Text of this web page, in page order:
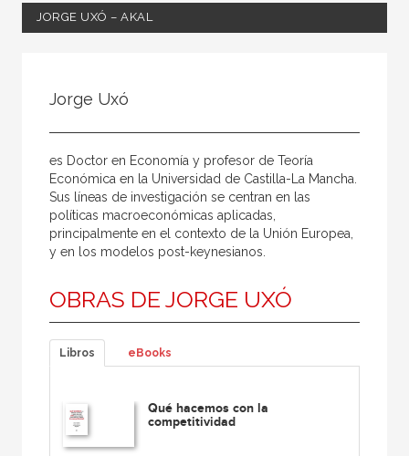
JORGE UXÓ – AKAL
Coordinador
Editor
Editora
Escritora
Traductora
Jorge Uxó
es Doctor en Economía y profesor de Teoría
Económica en la Universidad de Castilla-La Mancha.
Sus líneas de investigación se centran en las
políticas macroeconómicas aplicadas,
principalmente en el contexto de la Unión Europea,
y en los modelos post-keynesianos.
OBRAS DE JORGE UXÓ
Libros eBooks
Qué hacemos con la
competitividad